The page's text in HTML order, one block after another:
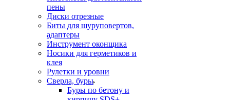
пены
Диски отрезные
Биты для шуруповертов,
адаптеры
Инструмент оконщика
Носики для герметиков и
клея
Рулетки и уровни
Сверла, буры
Буры по бетону и